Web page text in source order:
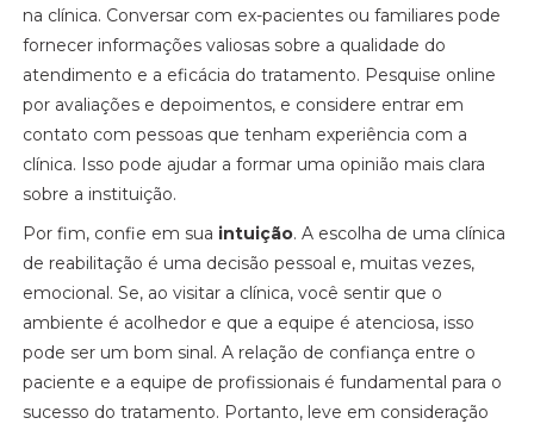
na clínica. Conversar com ex-pacientes ou familiares pode
fornecer informações valiosas sobre a qualidade do
atendimento e a eficácia do tratamento. Pesquise online
por avaliações e depoimentos, e considere entrar em
contato com pessoas que tenham experiência com a
clínica. Isso pode ajudar a formar uma opinião mais clara
sobre a instituição.
Por fim, confie em sua intuição. A escolha de uma clínica
de reabilitação é uma decisão pessoal e, muitas vezes,
emocional. Se, ao visitar a clínica, você sentir que o
ambiente é acolhedor e que a equipe é atenciosa, isso
pode ser um bom sinal. A relação de confiança entre o
paciente e a equipe de profissionais é fundamental para o
sucesso do tratamento. Portanto, leve em consideração